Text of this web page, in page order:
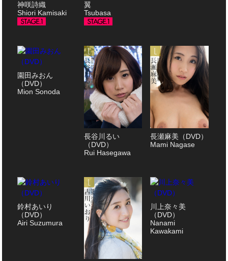
神咲詩織
Shiori Kamisaki
翼
Tsubasa
園田みおん
（DVD）
Mion Sonoda
長谷川るい
（DVD）
Rui Hasegawa
長瀬麻美（DVD）
Mami Nagase
鈴村あいり
（DVD）
Airi Suzumura
川上奈々美
（DVD）
Nanami
Kawakami